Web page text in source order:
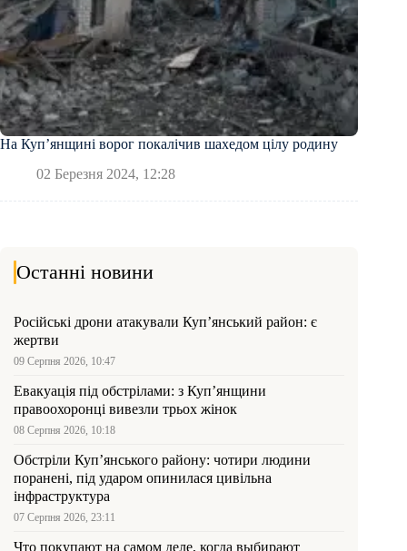
На Купʼянщині ворог покалічив шахедом цілу родину
02 Березня 2024, 12:28
Останні новини
Російські дрони атакували Куп’янський район: є
жертви
09 Серпня 2026, 10:47
Евакуація під обстрілами: з Куп’янщини
правоохоронці вивезли трьох жінок
08 Серпня 2026, 10:18
Обстріли Куп’янського району: чотири людини
поранені, під ударом опинилася цивільна
інфраструктура
07 Серпня 2026, 23:11
Что покупают на самом деле, когда выбирают